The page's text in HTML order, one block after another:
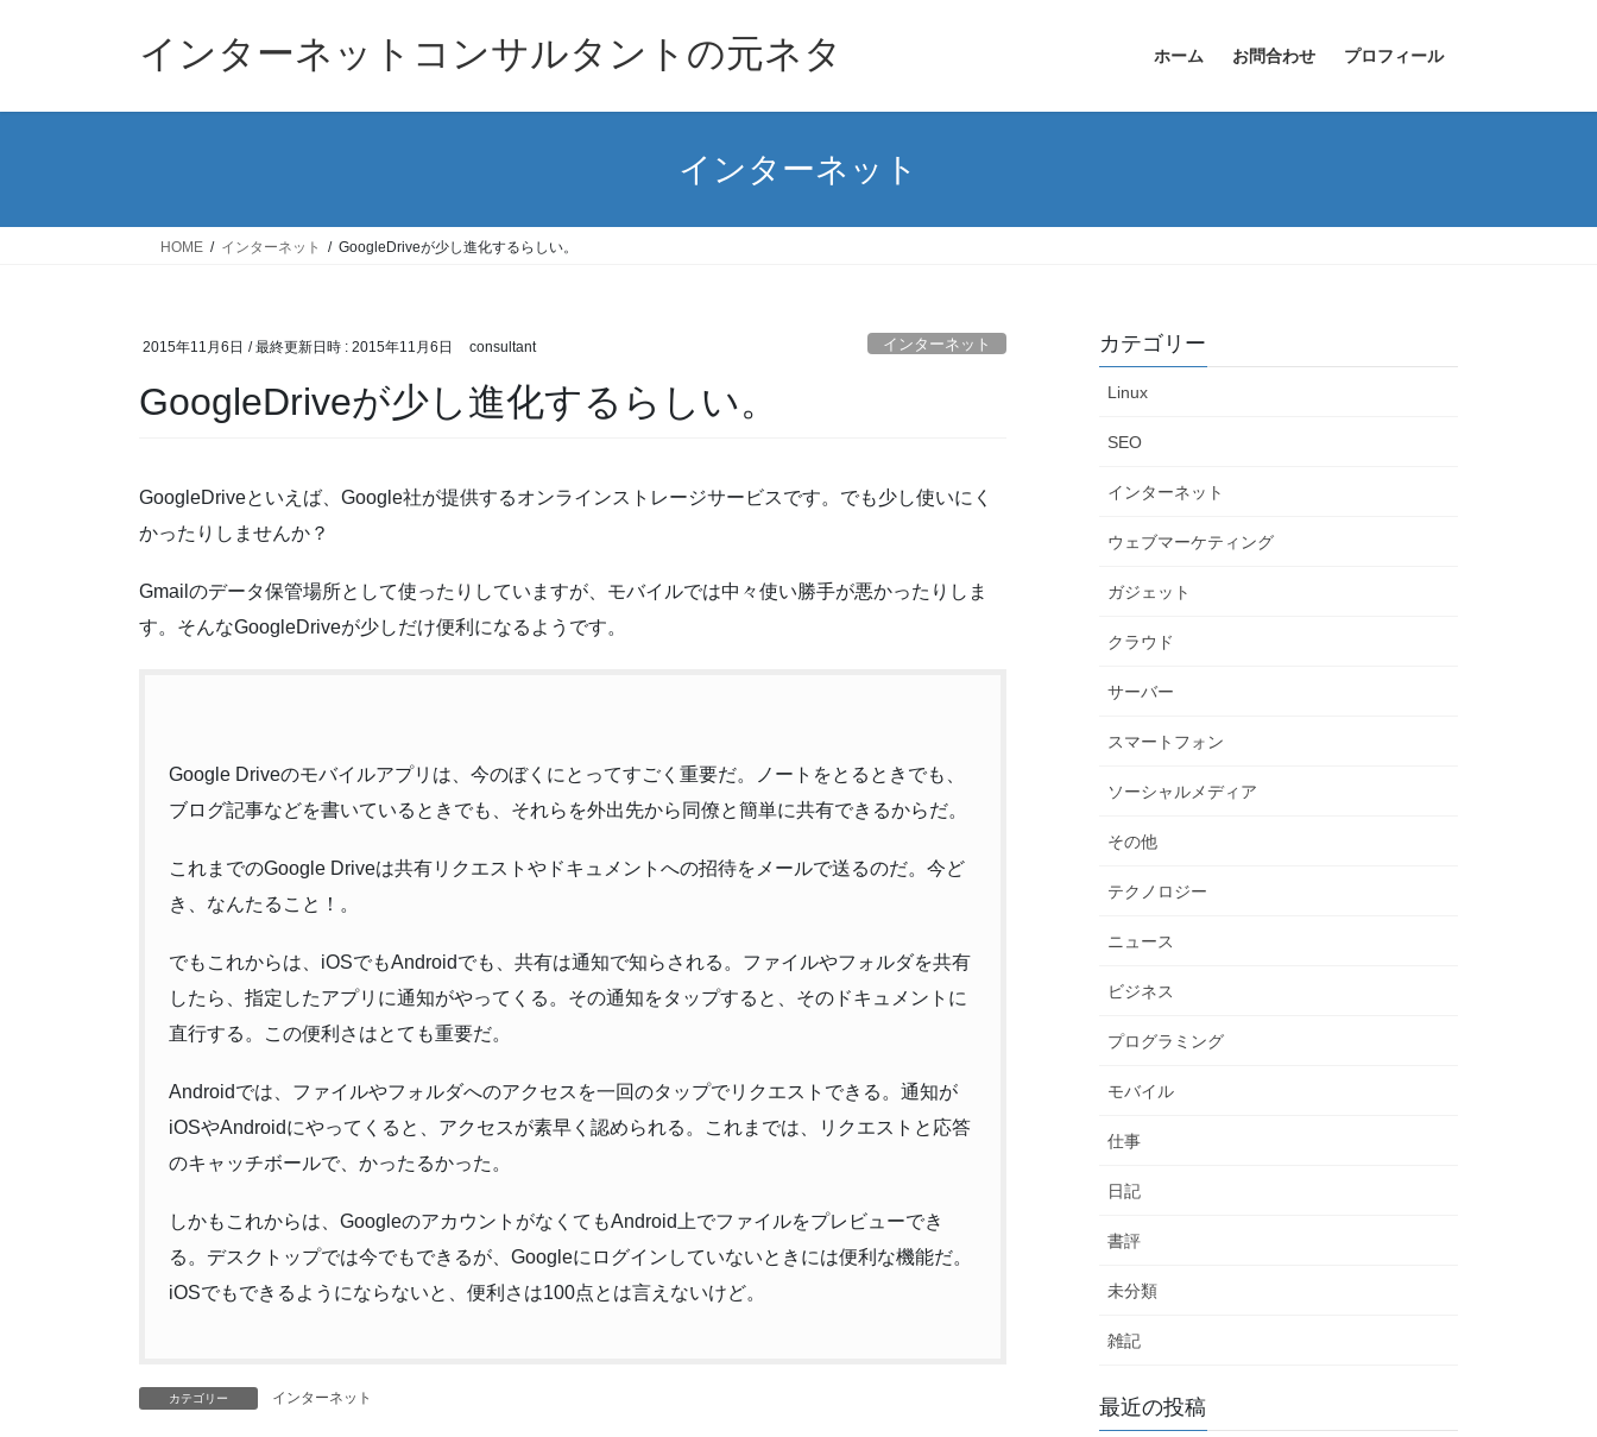
インターネットコンサルタントの元ネタ ホーム お問合わせ プロフィール
インターネット
HOME インターネット GoogleDriveが少し進化するらしい。
2015年11月6日 / 最終更新日時 : 2015年11月6日 consultant インターネット
GoogleDriveが少し進化するらしい。
GoogleDriveといえば、Google社が提供するオンラインストレージサービスです。でも少し使いにく
かったりしませんか？
Gmailのデータ保管場所として使ったりしていますが、モバイルでは中々使い勝手が悪かったりしま
す。そんなGoogleDriveが少しだけ便利になるようです。
Google Driveのモバイルアプリは、今のぼくにとってすごく重要だ。ノートをとるときでも、
ブログ記事などを書いているときでも、それらを外出先から同僚と簡単に共有できるからだ。
これまでのGoogle Driveは共有リクエストやドキュメントへの招待をメールで送るのだ。今ど
き、なんたること！。
でもこれからは、iOSでもAndroidでも、共有は通知で知らされる。ファイルやフォルダを共有
したら、指定したアプリに通知がやってくる。その通知をタップすると、そのドキュメントに
直行する。この便利さはとても重要だ。
Androidでは、ファイルやフォルダへのアクセスを一回のタップでリクエストできる。通知が
iOSやAndroidにやってくると、アクセスが素早く認められる。これまでは、リクエストと応答
のキャッチボールで、かったるかった。
しかもこれからは、GoogleのアカウントがなくてもAndroid上でファイルをプレビューでき
る。デスクトップでは今でもできるが、Googleにログインしていないときには便利な機能だ。
iOSでもできるようにならないと、便利さは100点とは言えないけど。
カテゴリー インターネット
カテゴリー
Linux
SEO
インターネット
ウェブマーケティング
ガジェット
クラウド
サーバー
スマートフォン
ソーシャルメディア
その他
テクノロジー
ニュース
ビジネス
プログラミング
モバイル
仕事
日記
書評
未分類
雑記
最近の投稿